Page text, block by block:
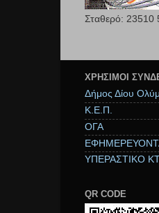
Σταθερό: 23510
ΧΡΉΣΙΜΟΙ
Δήμος Δίου
Κ.Ε.Π.
ΟΓΑ
ΥΠΕΡΑΣΤΙΚΟ
QR CODE